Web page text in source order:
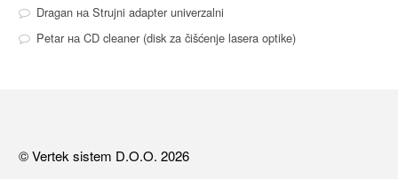
DraganнаStrujni adapter univerzalni
PetarнаCD cleaner (disk za čišćenje lasera optike)
© Vertek sistem D.O.O. 2026